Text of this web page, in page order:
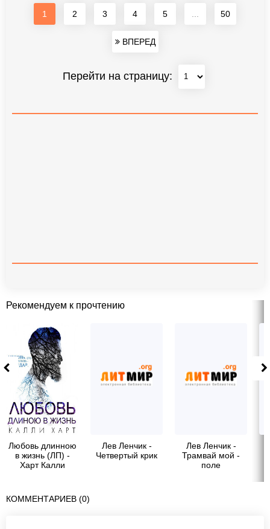
1 2 3 4 5 50
ВПЕРЕД
Перейти на страницу:
Рекомендуем к прочтению
Любовь длинною
в жизнь (ЛП) -
Харт Калли
Лев Ленчик -
Четвертый крик
Лев Ленчик -
Трамвай мой -
поле
КОММЕНТАРИЕВ (0)